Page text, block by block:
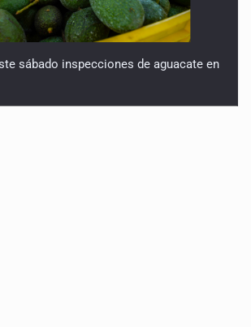
sábado inspecciones de aguacate en